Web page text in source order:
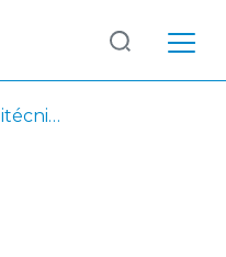
IPS - Instituto Politécnico de Setúbal